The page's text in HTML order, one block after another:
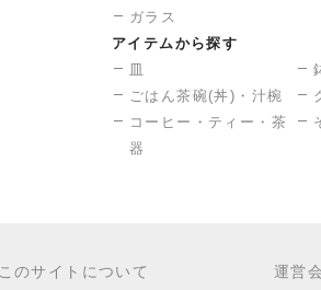
ガラス
アイテムから探す
皿
ごはん茶碗(丼)・汁椀
コーヒー・ティー・茶
器
このサイトについて 運営